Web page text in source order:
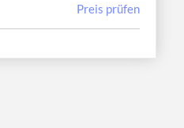
Preis prüfen